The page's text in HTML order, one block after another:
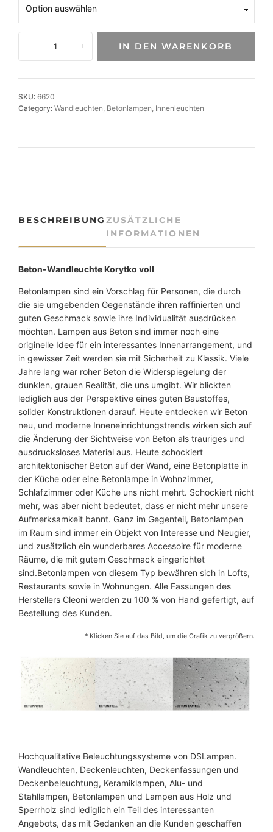
o
n
-
n
h
K
r
y
t
k
o
v
o
l
l
3
0
/
5
0
M
e
n
g
e
− + IN DEN WARENKORB
SKU: 6620
Category:Wandleuchten, Betonlampen, Innenleuchten
BESCHREIBUNG ZUSÄTZLICHE
INFORMATIONEN
Beton-Wandleuchte Korytko voll
Betonlampen sind ein Vorschlag für Personen, die durch
die sie umgebenden Gegenstände ihren raffinierten und
guten Geschmack sowie ihre Individualität ausdrücken
möchten. Lampen aus Beton sind immer noch eine
originelle Idee für ein interessantes Innenarrangement, und
in gewisser Zeit werden sie mit Sicherheit zu Klassik. Viele
Jahre lang war roher Beton die Widerspiegelung der
dunklen, grauen Realität, die uns umgibt. Wir blickten
lediglich aus der Perspektive eines guten Baustoffes,
solider Konstruktionen darauf. Heute entdecken wir Beton
neu, und moderne Inneneinrichtungstrends wirken sich auf
die Änderung der Sichtweise von Beton als trauriges und
ausdrucksloses Material aus. Heute schockiert
architektonischer Beton auf der Wand, eine Betonplatte in
der Küche oder eine Betonlampe in Wohnzimmer,
Schlafzimmer oder Küche uns nicht mehrt. Schockiert nicht
mehr, was aber nicht bedeutet, dass er nicht mehr unsere
Aufmerksamkeit bannt. Ganz im Gegenteil, Betonlampen
im Raum sind immer ein Objekt von Interesse und Neugier,
und zusätzlich ein wunderbares Accessoire für moderne
Räume, die mit gutem Geschmack eingerichtet
sind.Betonlampen von diesem Typ bewähren sich in Lofts,
Restaurants sowie in Wohnungen. Alle Fassungen des
Herstellers Cleoni werden zu 100 % von Hand gefertigt, auf
Bestellung des Kunden.
* Klicken Sie auf das Bild, um die Grafik zu vergrößern.
Hochqualitative Beleuchtungssysteme von DSLampen.
Wandleuchten, Deckenleuchten, Deckenfassungen und
Deckenbeleuchtung, Keramiklampen, Alu- und
Stahllampen, Betonlampen und Lampen aus Holz und
Sperrholz sind lediglich ein Teil des interessanten
Angebots, das mit Gedanken an die Kunden geschaffen